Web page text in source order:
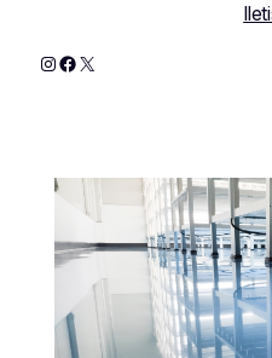
Instagram
Facebook
X